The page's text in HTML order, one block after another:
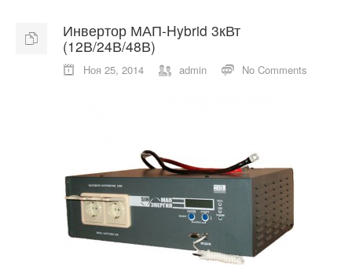
Контакты
Инвертор МАП-Hybrid 3кВт
(12В/24В/48В)
Ноя 25, 2014 admin No Comments